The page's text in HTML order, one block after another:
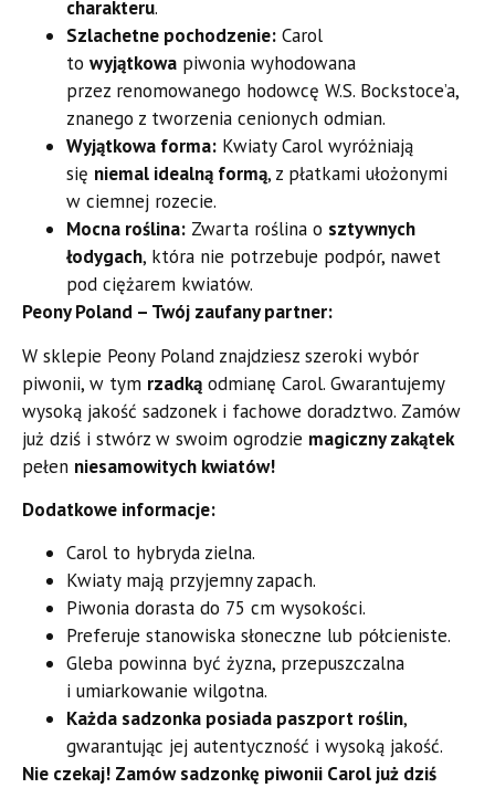
charakteru.
Szlachetne pochodzenie: Carol
to wyjątkowa piwonia wyhodowana
przez renomowanego hodowcę W.S. Bockstoce’a,
znanego z tworzenia cenionych odmian.
Wyjątkowa forma: Kwiaty Carol wyróżniają
się niemal idealną formą, z płatkami ułożonymi
w ciemnej rozecie.
Mocna roślina: Zwarta roślina o sztywnych
łodygach, która nie potrzebuje podpór, nawet
pod ciężarem kwiatów.
Peony Poland – Twój zaufany partner:
W sklepie Peony Poland znajdziesz szeroki wybór
piwonii, w tym rzadką odmianę Carol. Gwarantujemy
wysoką jakość sadzonek i fachowe doradztwo. Zamów
już dziś i stwórz w swoim ogrodzie magiczny zakątek
pełen niesamowitych kwiatów!
Dodatkowe informacje:
Carol to hybryda zielna.
Kwiaty mają przyjemny zapach.
Piwonia dorasta do 75 cm wysokości.
Preferuje stanowiska słoneczne lub półcieniste.
Gleba powinna być żyzna, przepuszczalna
i umiarkowanie wilgotna.
Każda sadzonka posiada paszport roślin,
gwarantując jej autentyczność i wysoką jakość.
Nie czekaj! Zamów sadzonkę piwonii Carol już dziś